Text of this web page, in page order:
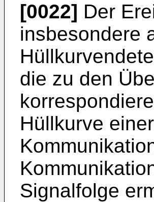
[0022] Der
insbesondere
die zu den
Hüllkurve
Signalfolge